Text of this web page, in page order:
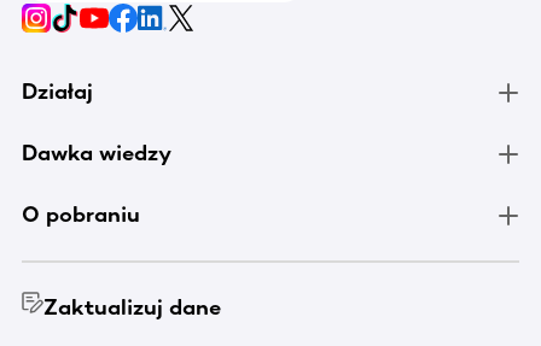
Działaj
Dawka wiedzy
O pobraniu
Zaktualizuj dane